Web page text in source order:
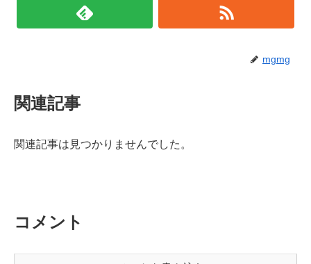
mgmg
関連記事
関連記事は見つかりませんでした。
コメント